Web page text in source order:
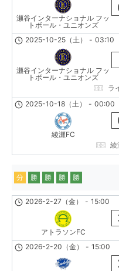
瀬谷インターナショナル フッ
トボール・ユニオンズ
2025-10-25（土） - 03:10
瀬谷インターナショナル フッ
トボール・ユニオンズ
ラ
2025-10-18（土） - 00:00
綾瀬FC
綾
分 勝 勝 勝 勝
2026-2-27（金） - 15:00
アトラソンFC
2026-2-20（金） - 15:00